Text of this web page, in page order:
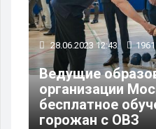
28.06.2023 12:43 1961
Ведущие
организации
бесплатное
горожан с ОВЗ